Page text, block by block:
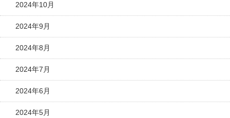
2024年10月
2024年9月
2024年8月
2024年7月
2024年6月
2024年5月